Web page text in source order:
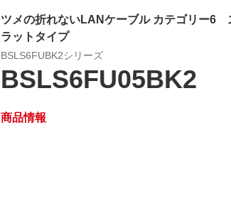
ツメの折れないLANケーブル カテゴリー
ラットタイプ
BSLS6FUBK2シリーズ
BSLS6FU05BK2
商品情報